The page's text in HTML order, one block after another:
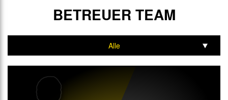
BETREUER TEAM
Alle
Trainer